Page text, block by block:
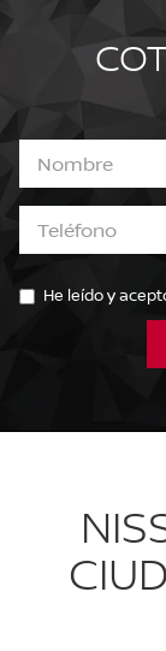
He leído y